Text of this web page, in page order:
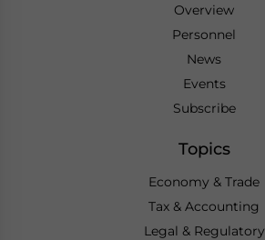
Overview
Personnel
News
Events
Subscribe
Topics
Economy & Trade
Tax & Accounting
Legal & Regulatory